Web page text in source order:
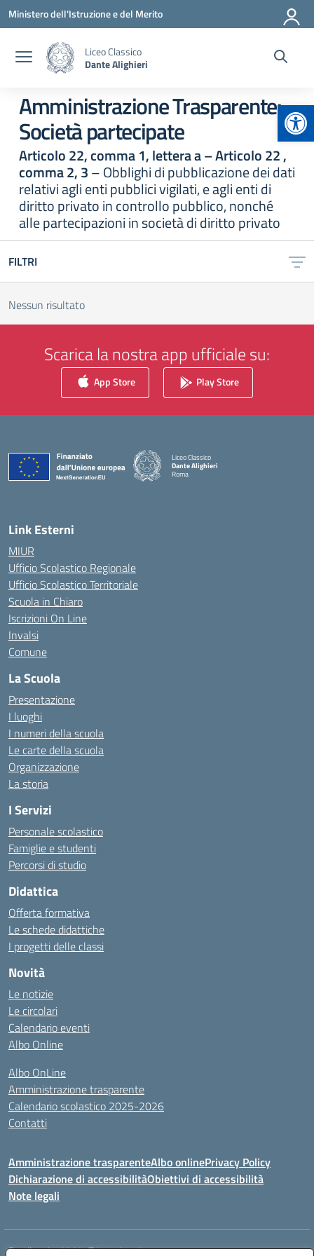
Vai ai contenuti
Vai al menu di navigazione
Vai al footer
Ministero dell'Istruzione e del Merito
Liceo Classico
Dante Alighieri
Amministrazione Trasparente:
Società partecipate
Articolo 22, comma 1, lettera a – Articolo 22 ,
comma 2, 3– Obblighi di pubblicazione dei dati
relativi agli enti pubblici vigilati, e agli enti di
diritto privato in controllo pubblico, nonché
alle partecipazioni in società di diritto privato
FILTRI
Nessun risultato
Scarica la nostra app ufficiale su:
App Store Play Store
Liceo Classico
Dante Alighieri
Roma
Link Esterni
MIUR
Ufficio Scolastico Regionale
Ufficio Scolastico Territoriale
Scuola in Chiaro
Iscrizioni On Line
Invalsi
Comune
La Scuola
Presentazione
I luoghi
I numeri della scuola
Le carte della scuola
Organizzazione
La storia
I Servizi
Personale scolastico
Famiglie e studenti
Percorsi di studio
Didattica
Offerta formativa
Le schede didattiche
I progetti delle classi
Novità
Le notizie
Le circolari
Calendario eventi
Albo Online
Albo OnLine
Amministrazione trasparente
Calendario scolastico 2025-2026
Contatti
Amministrazione trasparenteAlbo onlinePrivacy Policy
Dichiarazione di accessibilitàObiettivi di accessibilità
Note legali
Email:rmis12800r@istruzione.it